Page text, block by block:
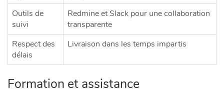
Outils de
suivi
Redmine et Slack pour une collaboration
transparente
Respect des
délais
Livraison dans les temps impartis
Formation et assistance